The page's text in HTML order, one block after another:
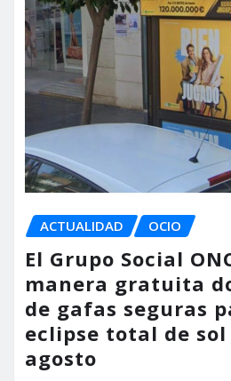
ACTUALIDAD OCIO
El Grupo Social
manera gratuita
de gafas seguras
eclipse total de sol
agosto